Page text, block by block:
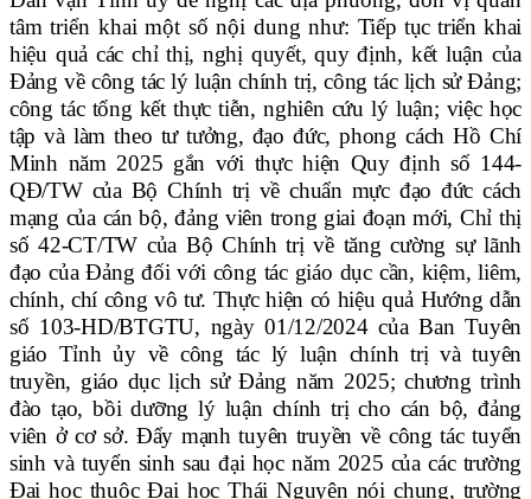
tâm triển khai một số nội dung như: Tiếp tục triển khai
hiệu quả các chỉ thị, nghị quyết, quy định, kết luận của
Đảng về công tác lý luận chính trị, công tác lịch sử Đảng;
công tác tổng kết thực tiễn, nghiên cứu lý luận; việc học
tập và làm theo tư tưởng, đạo đức, phong cách Hồ Chí
Minh năm 2025 gắn với thực hiện Quy định số 144-
QĐ/TW của Bộ Chính trị về chuẩn mực đạo đức cách
mạng của cán bộ, đảng viên trong giai đoạn mới, Chỉ thị
số 42-CT/TW của Bộ Chính trị về tăng cường sự lãnh
đạo của Đảng đối với công tác giáo dục cần, kiệm, liêm,
chính, chí công vô tư. Thực hiện có hiệu quả Hướng dẫn
số 103-HD/BTGTU, ngày 01/12/2024 của Ban Tuyên
giáo Tỉnh ủy về công tác lý luận chính trị và tuyên
truyền, giáo dục lịch sử Đảng năm 2025; chương trình
đào tạo, bồi dưỡng lý luận chính trị cho cán bộ, đảng
viên ở cơ sở. Đẩy mạnh tuyên truyền về công tác tuyển
sinh và tuyển sinh sau đại học năm 2025 của các trường
Đại học thuộc Đại học Thái Nguyên nói chung, trường